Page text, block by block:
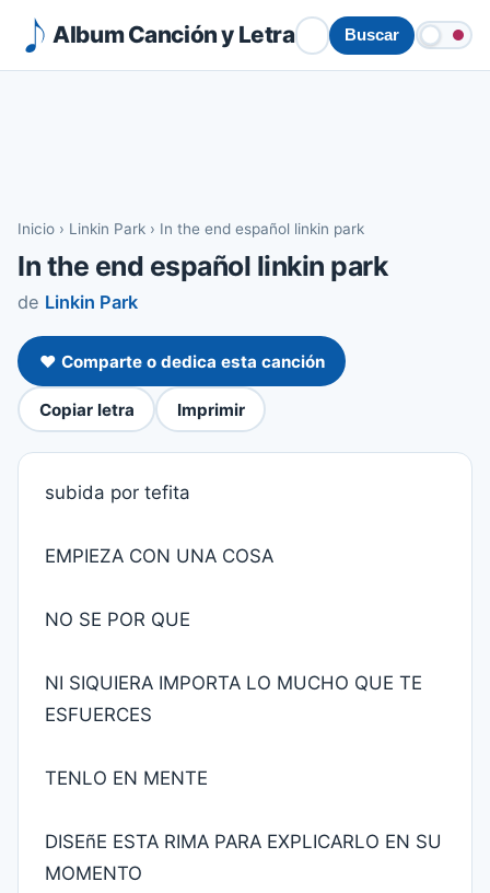
Album Canción y Letra Buscar
Inicio › Linkin Park › In the end español linkin park
In the end español linkin park
de Linkin Park
❤️ Comparte o dedica esta canción
Copiar letra Imprimir
subida por tefita
EMPIEZA CON UNA COSA
NO SE POR QUE
NI SIQUIERA IMPORTA LO MUCHO QUE TE
ESFUERCES
TENLO EN MENTE
DISEñE ESTA RIMA PARA EXPLICARLO EN SU
MOMENTO